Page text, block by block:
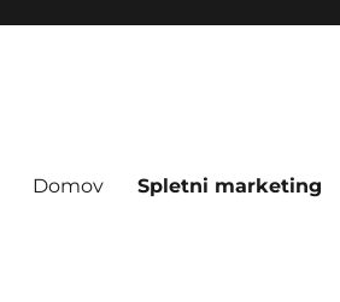
Domov Spletni marketing